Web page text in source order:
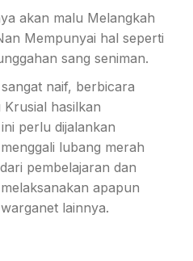
akan malu Melangkah
Mempunyai hal seperti
sang seniman.
naif, berbicara
hasilkan
perlu dijalankan
lubang merah
pembelajaran dan
apapun
lainnya.